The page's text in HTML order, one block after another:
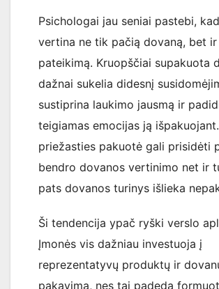
Psichologai jau seniai pastebi,
vertina ne tik pačią dovaną, bet
pateikimą. Kruopščiai supakuota
dažnai sukelia didesnį
sustiprina laukimo jausmą ir
teigiamas emocijas ją
priežasties pakuotė gali prisidėti
bendro dovanos vertinimo net ir
pats dovanos turinys išlieka
Ši tendencija ypač ryški verslo
Įmonės vis dažniau investuoja į
reprezentatyvų produktų ir
pakavimą, nes tai padeda